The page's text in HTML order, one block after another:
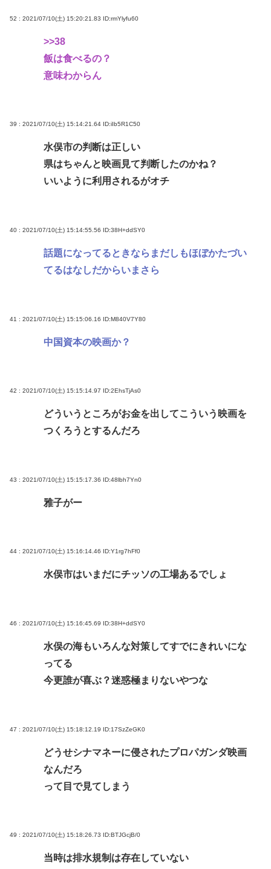
52 : 2021/07/10(土) 15:20:21.83 ID:rmYlyfu60
>>38
飯は食べるの？
意味わからん
39 : 2021/07/10(土) 15:14:21.64 ID:iIb5R1C50
水俣市の判断は正しい
県はちゃんと映画見て判断したのかね？
いいように利用されるがオチ
40 : 2021/07/10(土) 15:14:55.56 ID:38H+ddSY0
話題になってるときならまだしもほぼかたづい
てるはなしだからいまさら
41 : 2021/07/10(土) 15:15:06.16 ID:M840V7Y80
中国資本の映画か？
42 : 2021/07/10(土) 15:15:14.97 ID:2EhsTjAs0
どういうところがお金を出してこういう映画を
つくろうとするんだろ
43 : 2021/07/10(土) 15:15:17.36 ID:48lbh7Yn0
雅子がー
44 : 2021/07/10(土) 15:16:14.46 ID:Y1rg7hFf0
水俣市はいまだにチッソの工場あるでしょ
46 : 2021/07/10(土) 15:16:45.69 ID:38H+ddSY0
水俣の海もいろんな対策してすでにきれいにな
ってる
今更誰が喜ぶ？迷惑極まりないやつな
47 : 2021/07/10(土) 15:18:12.19 ID:17SzZeGK0
どうせシナマネーに侵されたプロパガンダ映画
なんだろ
って目で見てしまう
49 : 2021/07/10(土) 15:18:26.73 ID:BTJGcjB/0
当時は排水規制は存在していない